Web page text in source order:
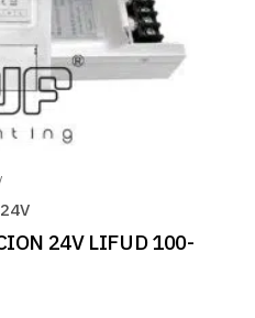
24V LIFUD 100-